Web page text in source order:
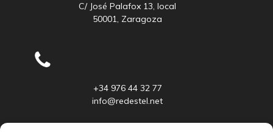
C/ José Palafox 13, local
50001, Zaragoza
+34 976 44 32 77
info@redestel.net